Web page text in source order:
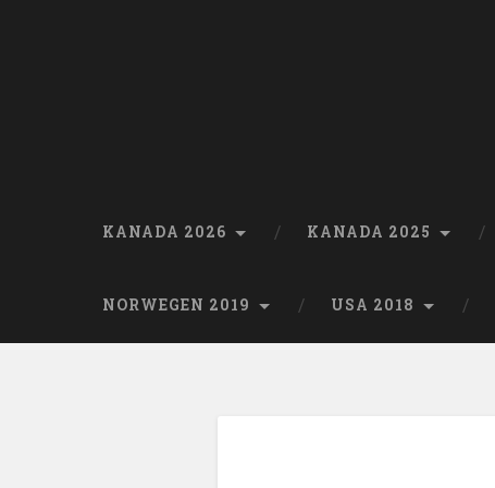
KANADA 2026 KANADA 2025
NORWEGEN 2019 USA 2018